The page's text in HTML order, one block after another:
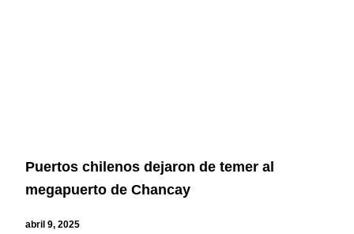
Puertos chilenos dejaron de temer al
megapuerto de Chancay
abril 9, 2025